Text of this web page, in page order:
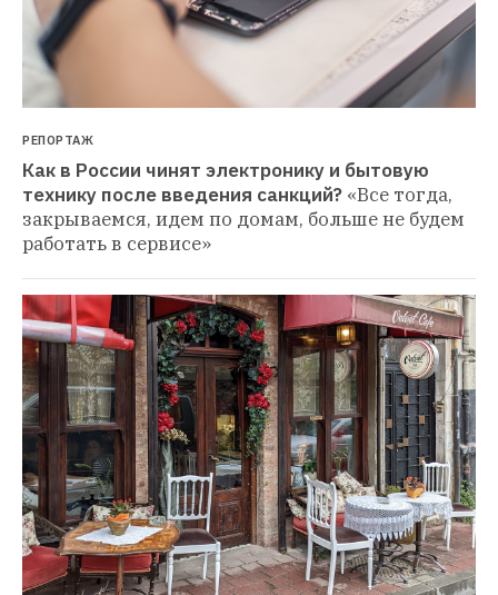
РЕПОРТАЖ
Как в России чинят электронику и бытовую
технику после введения санкций? «Все тогда,
закрываемся, идем по домам, больше не будем
работать в сервисе»